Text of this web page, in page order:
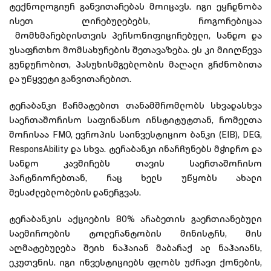
ტექნოლოგიურ განვითარებას მოიცავს. იგი ეყრდნობა
ისეთ ღირებულებებს, როგორებიცაა
მომხმარებლისთვის პერსონიფიცირებული, სანდო და
უსაფრთხო მომსახურების შეთავაზება. ეს კი მიიღწევა
გუნდურობით, პასუხისმგებლობის მაღალი გრძნობითა
და უწყვეტი განვითარებით.
ტერაბანკი წარმატებით თანამშრომლობს სხვადასხვა
საერთაშორისო საფინანსო ინსტიტუტთან, რომელთა
შორისაა FMO, ევროპის საინვესტიციო ბანკი (EIB), DEG,
ResponsAbility და სხვა. ტერაბანკი ინარჩუნებს მჭიდრო და
სანდო კავშირებს თავის საერთაშორისო
პარტნიორებთან, რაც ხელს უწყობს ახალი
შესაძლებლობების დანერგვას.
ტერაბანკის აქციების 80% არაბეთის გაერთიანებული
საემიროების ტოლერანტობის მინისტრს, მის
აღმატებულება შეიხ ნაჰაიან მაბარაქ ალ ნაჰაიანს,
ეკუთვნის. იგი ინვესტიციებს ფლობს უძრავი ქონების,